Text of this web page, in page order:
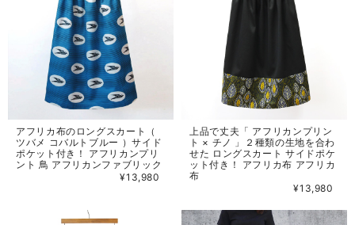
アフリカ布のロングスカート（
ツバメ コバルトブルー ）サイド
ポケット付き！ アフリカンプリ
ント 鳥 アフリカンファブリック
¥13,980
上品で丈夫「 アフリカンプリン
ト × チノ 」２種類の生地を合わ
せた ロングスカート サイドポケ
ット付き！ アフリカ布 アフリカ
布
¥13,980